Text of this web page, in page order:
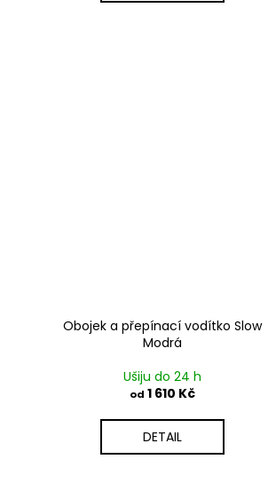
Obojek a přepínací vodítko Slow
Modrá
Ušiju do 24 h
od 1 610 Kč
DETAIL